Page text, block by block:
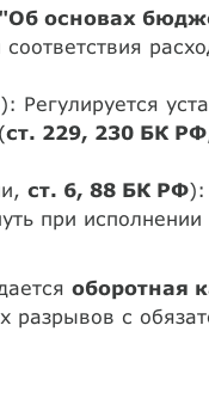
основах
(ст. 229, 230 БК РФ
ст. 6, 88 БК РФ):
при исполнении
оборотная
разрывов с